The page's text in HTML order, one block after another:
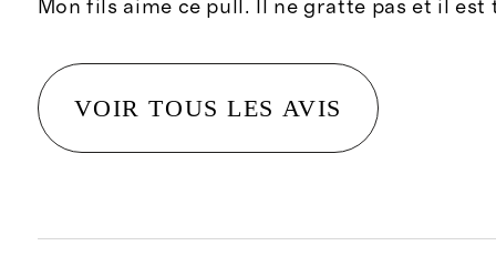
Mon fils aime ce pull. Il ne gratte pas et il est
VOIR TOUS LES AVIS